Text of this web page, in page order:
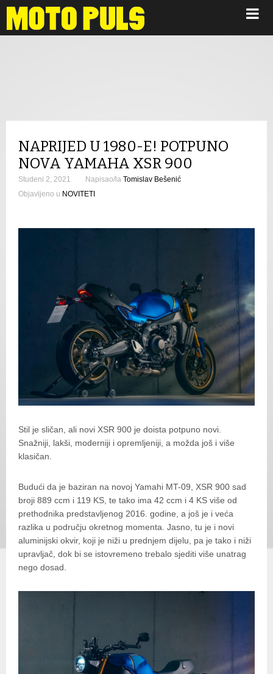
NAPRIJED U 1980-E! POTPUNO
NOVA YAMAHA XSR 900
Studeni 2, 2021 Napisao/la Tomislav Bešenić
Objavljeno u NOVITETI
Stil je sličan, ali novi XSR 900 je doista potpuno novi.
Snažniji, lakši, moderniji i opremljeniji, a možda još i više
klasičan.
Budući da je baziran na novoj Yamahi MT-09, XSR 900 sad
broji 889 ccm i 119 KS, te tako ima 42 ccm i 4 KS više od
prethodnika predstavljenog 2016. godine, a još je i veća
razlika u području okretnog momenta. Jasno, tu je i novi
aluminijski okvir, koji je niži u prednjem dijelu, pa je tako i niži
upravljač, dok bi se istovremeno trebalo sjediti više unatrag
nego dosad.